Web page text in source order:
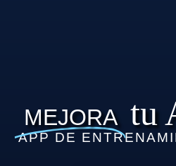
MEJORA tu
APP DE